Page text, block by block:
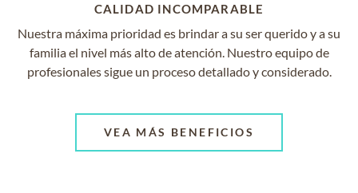
CALIDAD INCOMPARABLE
Nuestra máxima prioridad es brindar a su ser querido y a su
familia el nivel más alto de atención. Nuestro equipo de
profesionales sigue un proceso detallado y considerado.
VEA MÁS BENEFICIOS